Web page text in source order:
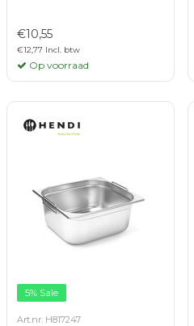
€10,55
€12,77 Incl. btw
Op voorraad
5% Sale
Art.nr. H817247